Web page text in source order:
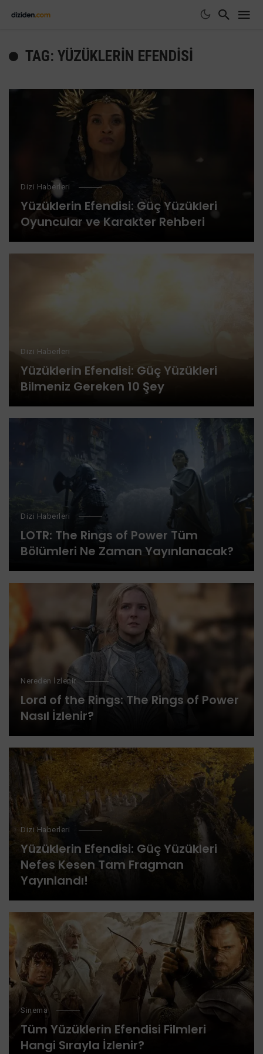
TAG: YÜZÜKLERIN EFENDISI
Dizi Haberleri
Yüzüklerin Efendisi: Güç Yüzükleri
Oyuncular ve Karakter Rehberi
Dizi Haberleri
Yüzüklerin Efendisi: Güç Yüzükleri
Bilmeniz Gereken 10 Şey
Dizi Haberleri
LOTR: The Rings of Power Tüm
Bölümleri Ne Zaman Yayınlanacak?
Nereden İzlenir
Lord of the Rings: The Rings of Power
Nasıl İzlenir?
Dizi Haberleri
Yüzüklerin Efendisi: Güç Yüzükleri
Nefes Kesen Tam Fragman
Yayınlandı!
Sinema
Tüm Yüzüklerin Efendisi Filmleri
Hangi Sırayla İzlenir?